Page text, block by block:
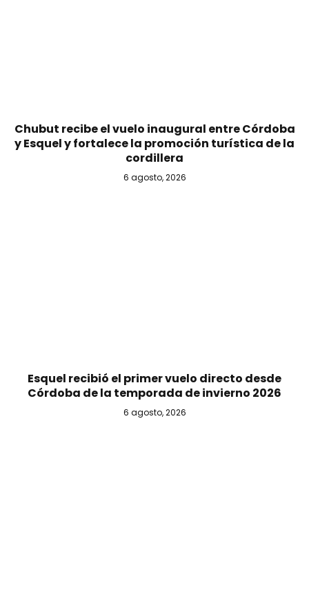
Chubut recibe el vuelo inaugural entre Córdoba
y Esquel y fortalece la promoción turística de la
cordillera
6 agosto, 2026
Esquel recibió el primer vuelo directo desde
Córdoba de la temporada de invierno 2026
6 agosto, 2026